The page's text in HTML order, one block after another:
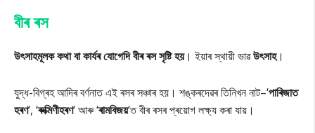
বীৰ ৰস
উৎসাহমূলক কথা বা কাৰ্যৰ যোগেদি বীৰ ৰস সৃষ্টি হয়। ইয়াৰ স্থায়ী ভাৱউৎসাহ।
যুদ্ধ-বিগ্ৰহ আদিৰ বৰ্ণনাত এই ৰসৰ সঞ্চাৰ হয়। শঙ্কৰদেৱৰ তিনিখন নাট–‘পাৰিজাত
হৰণ‘, ‘ৰুক্মিণীহৰণ‘ আৰু ‘ৰামবিজয়‘ত বীৰ ৰসৰ প্ৰয়োগ লক্ষ্য কৰা যায়।